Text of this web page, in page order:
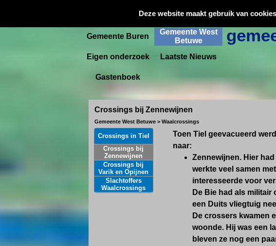
Deze website maakt gebruik van
Gemeente
Culemborg
Gemeente Buren
Gemeente West
Betuwe
Eigen onderzoek
Laatste Nieuws
Gastenboek
Crossings bij Zennewijnen
Gemeente West Betuwe > Waalcrossings
Toen Tiel geevacueerd
naar:
Zennewijnen. Hier
werkte veel samen
interesseerde voor
De Bie had als
een Duits vliegtuig
De crossers kwamen
woonde. Hij was een
bleven ze nog een
Crossings in Tiel
Crossings bij
Zennewijnen
Crossings bij
Varik en Opijnen
Slachtoffers
Waalcrossings